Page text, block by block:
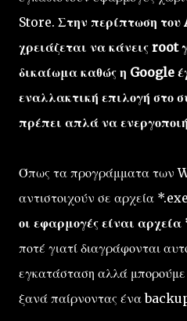
Store. Στην περίπτωση
χρειάζεται να κάνεις root
δικαίωμα καθώς η Google
εναλλακτική επιλογή στο
πρέπει απλά να
Όπως τα προγράμματα των
αντιστοιχούν σε αρχεία
οι εφαρμογές είναι
ποτέ γιατί διαγράφονται
εγκατάσταση αλλά
ξανά παίρνοντας ένα